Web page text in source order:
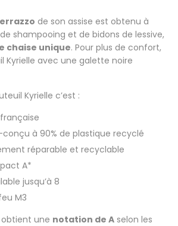
de son assise est obtenu à
shampooing et de bidons de lessive,
chaise unique. Pour plus de confort,
Kyrielle avec une galette noire
Kyrielle c’est :
à 90% de plastique recyclé
réparable et recyclable
A*
jusqu’à 8
M3
obtient une notation de A selon les